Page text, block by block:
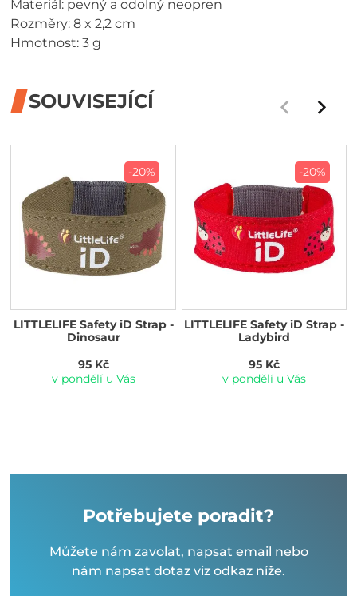
Materiál: pevný a odolný neopren
Rozměry: 8 x 2,2 cm
Hmotnost: 3 g
SOUVISEJÍCÍ
-20%
LITTLELIFE Safety iD Strap -
Dinosaur
95 Kč
v pondělí u Vás
-20%
LITTLELIFE Safety iD Strap -
Ladybird
95 Kč
v pondělí u Vás
Potřebujete poradit?
Můžete nám zavolat, napsat email nebo
nám napsat dotaz viz odkaz níže.